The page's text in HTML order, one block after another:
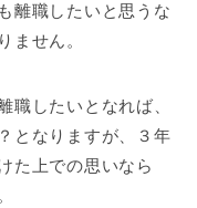
離職したいと思うな
ません。
職したいとなれば、
となりますが、３年
た上での思いなら